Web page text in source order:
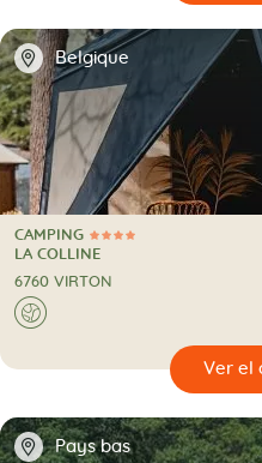
📍 Belgique
4 Estrellas
CAMPING
CAMPING
LA COLLINE
6760 VIRTON
🌍
🔍
📍 Pays bas